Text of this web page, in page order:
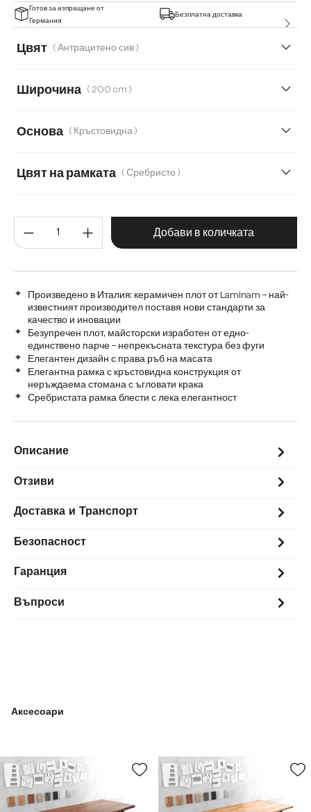
Готов за изпращане от
Германия
Безплатна доставка
Цвят ( Антрацитено сив )
Широчина ( 200 cm )
Основа ( Кръстовидна )
Цвят на рамката ( Сребристо )
Количество на продукта:
Добави в количката
Произведено в Италия: керамичен плот от Laminam – най-
известният производител поставя нови стандарти за
качество и иновации
Безупречен плот, майсторски изработен от едно-
единствено парче – непрекъсната текстура без фуги
Елегантен дизайн с права ръб на масата
Елегантна рамка с кръстовидна конструкция от
неръждаема стомана с ъгловати крака
Сребристата рамка блести с лека елегантност
Описание
Отзиви
Доставка и Транспорт
Безопасност
Гаранция
Въпроси
Аксесоари